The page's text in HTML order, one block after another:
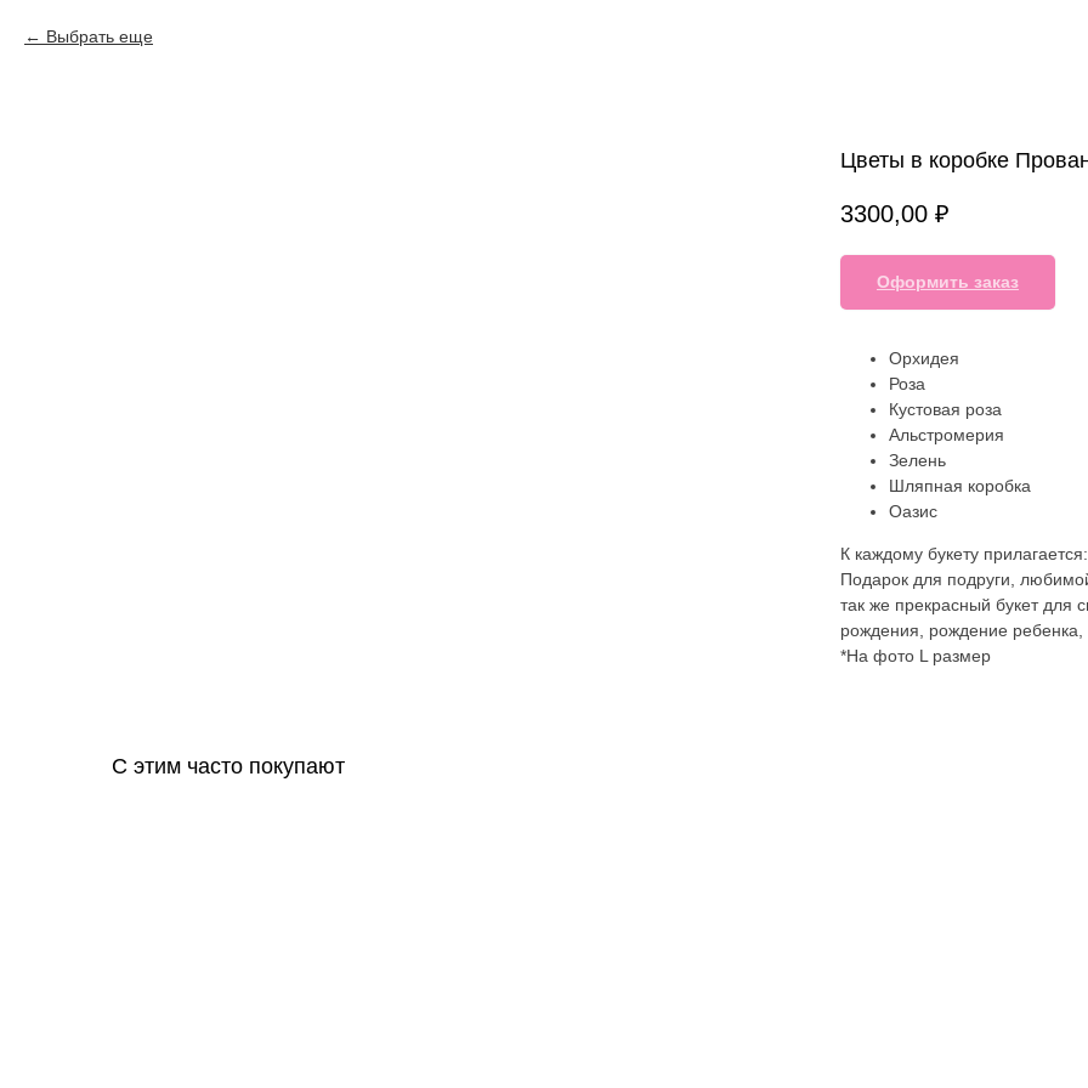
Выбрать еще
Цветы в коробке
3300,00 ₽
Оформить заказ
Орхидея
Роза
Кустовая роза
Альстромерия
Зелень
Шляпная коробка
Оазис
К каждому букету
Подарок для подруги,
так же прекрасный букет для
рождения, рождение
*На фото L размер
С этим часто покупают